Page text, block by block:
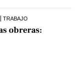
TRABAJO
obreras: